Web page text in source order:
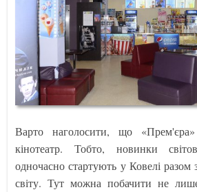
Варто наголосити, що
кінотеатр. Тобто, новинки
одночасно стартують у Ковелі разом
світу. Тут можна побачити не